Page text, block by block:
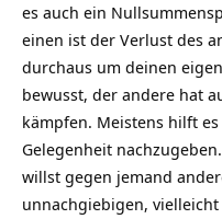
es auch ein
einen ist der Verlust des
durchaus um deinen
bewusst, der andere hat
kämpfen. Meistens hilft
Gelegenheit
willst gegen jemand
unnachgiebigen,